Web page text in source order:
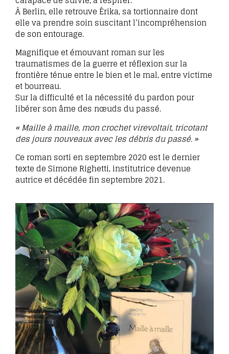
À Berlin, elle retrouve Érika, sa tortionnaire dont
elle va prendre soin suscitant l’incompréhension
de son entourage.
Magnifique et émouvant roman sur les
traumatismes de la guerre et réflexion sur la
frontière ténue entre le bien et le mal, entre victime
et bourreau.
Sur la difficulté et la nécessité du pardon pour
libérer son âme des nœuds du passé.
« Maille à maille, mon crochet virevoltait, tricotant
des jours nouveaux avec les débris du passé. »
Ce roman sorti en septembre 2020 est le dernier
texte de Simone Righetti, institutrice devenue
autrice et décédée fin septembre 2021.